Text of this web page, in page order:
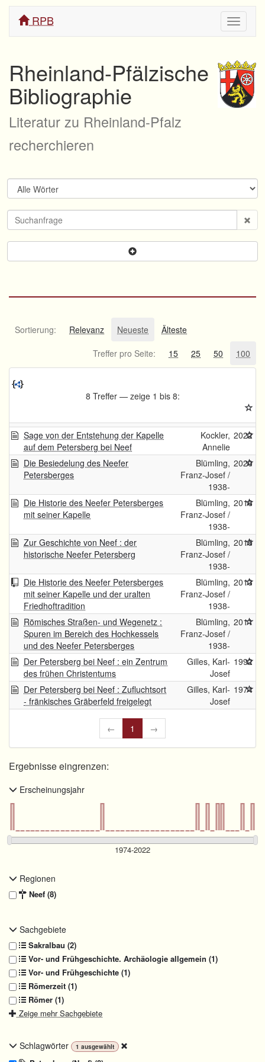
ein/
RPB
Rheinland-Pfälzische
Bibliographie
Literatur zu Rheinland-Pfalz
recherchieren
Sortierung: Relevanz Neueste
Älteste
Treffer pro Seite:
15 25 50 100
8 Treffer — zeige 1 bis 8:
Sage von der Entstehung der Kapelle
auf dem Petersberg bei Neef
Kockler,
Annelie
2022
Die Besiedelung des Neefer
Petersberges
Blümling,
Franz-Josef /
1938-
2020
Die Historie des Neefer Petersberges
mit seiner Kapelle
Blümling,
Franz-Josef /
1938-
2016
Zur Geschichte von Neef : der
historische Neefer Petersberg
Blümling,
Franz-Josef /
1938-
2015
Die Historie des Neefer Petersberges
mit seiner Kapelle und der uralten
Friedhoftradition
Blümling,
Franz-Josef /
1938-
2013
Römisches Straßen- und Wegenetz :
Spuren im Bereich des Hochkessels
und des Neefer Petersberges
Blümling,
Franz-Josef /
1938-
2011
Der Petersberg bei Neef : ein Zentrum
des frühen Christentums
Gilles, Karl-
Josef
1992
Der Petersberg bei Neef : Zufluchtsort
- fränkisches Gräberfeld freigelegt
Gilles, Karl-
Josef
1974
← 1 →
Ergebnisse eingrenzen:
Erscheinungsjahr
Regionen
Neef (8)
Sachgebiete
Sakralbau (2)
Vor- und Frühgeschichte. Archäologie allgemein (1)
Vor- und Frühgeschichte (1)
Römerzeit (1)
Römer (1)
Zeige mehr Sachgebiete
Schlagwörter 1 ausgewählt